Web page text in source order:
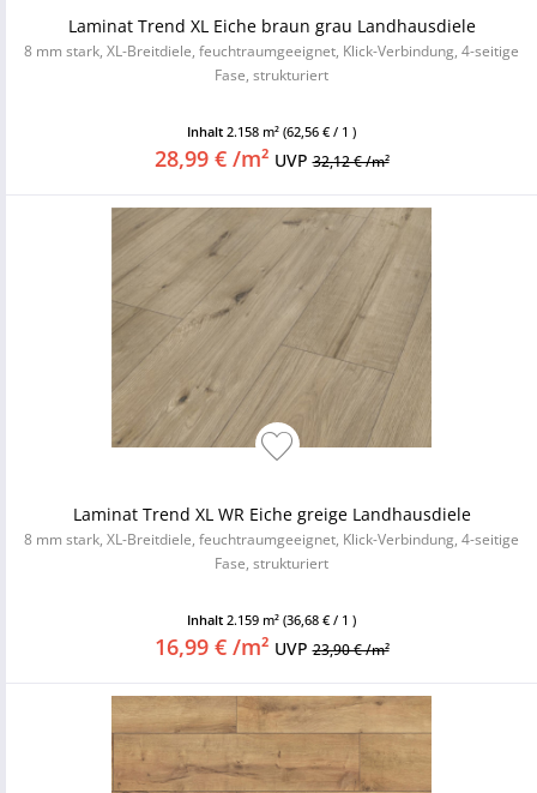
Laminat Trend XL Eiche braun grau Landhausdiele
8 mm stark, XL-Breitdiele, feuchtraumgeeignet, Klick-Verbindung, 4-seitige
Fase, strukturiert
Inhalt 2.158 m² (62,56 € / 1 )
28,99 € /m² UVP32,12 € /m²
Laminat Trend XL WR Eiche greige Landhausdiele
8 mm stark, XL-Breitdiele, feuchtraumgeeignet, Klick-Verbindung, 4-seitige
Fase, strukturiert
Inhalt 2.159 m² (36,68 € / 1 )
16,99 € /m² UVP23,90 € /m²